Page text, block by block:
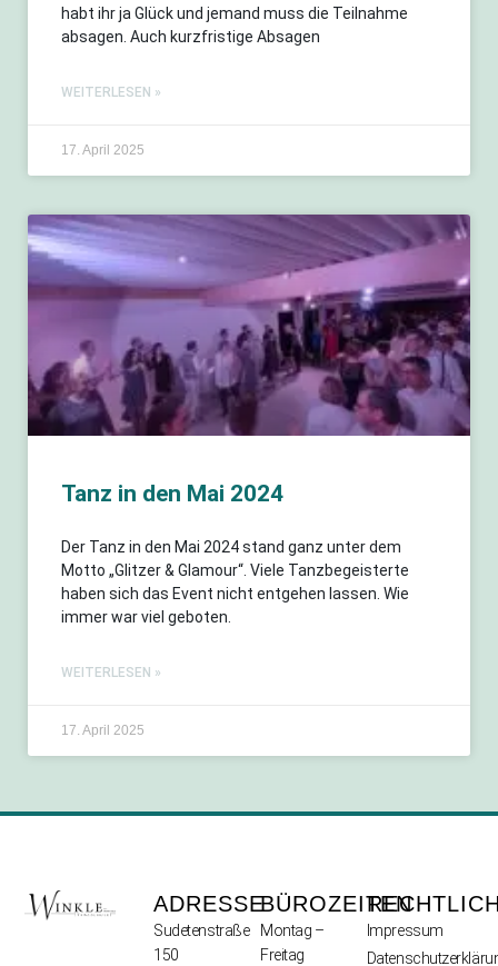
habt ihr ja Glück und jemand muss die Teilnahme
absagen. Auch kurzfristige Absagen
WEITERLESEN »
17. April 2025
Tanz in den Mai 2024
Der Tanz in den Mai 2024 stand ganz unter dem
Motto „Glitzer & Glamour“. Viele Tanzbegeisterte
haben sich das Event nicht entgehen lassen. Wie
immer war viel geboten.
WEITERLESEN »
17. April 2025
ADRESSE
Sudetenstraße
150
BÜROZEITEN
Montag –
Freitag
Impressum